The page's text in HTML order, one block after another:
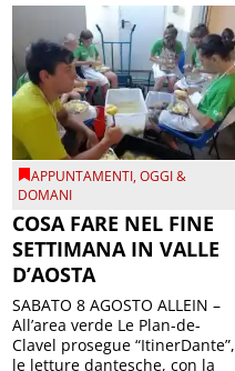
APPUNTAMENTI,OGGI &
DOMANI
COSA FARE NEL FINE
SETTIMANA IN VALLE
D’AOSTA
SABATO 8 AGOSTO ALLEIN –
All’area verde Le Plan-de-
Clavel prosegue “ItinerDante”,
le letture dantesche, con la